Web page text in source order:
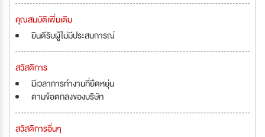
คุณสมบัติเพิ่มเติม
ยินดีรับผู้ไม่มีประสบการณ์
สวัสดิการ
มีเวลาการทำงานที่ยืดหยุ่น
ตามข้อตกลงของบริษัท
สวัสดิการอื่นๆ